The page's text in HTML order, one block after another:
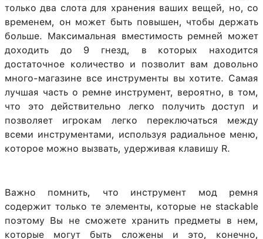
только два слота для хранения ваших вещей, но, со
временем, он может быть повышен, чтобы держать
больше. Максимальная вместимость ремней может
доходить до 9 гнезд, в которых находится
достаточное количество и позволит вам довольно
много-магазине все инструменты вы хотите. Самая
лучшая часть о ремне инструмент, вероятно, в том,
что это действительно легко получить доступ и
позволяет игрокам легко переключаться между
всеми инструментами, используя радиальное меню,
которое можно вызвать, удерживая клавишу R.
Важно помнить, что инструмент мод ремня
содержит только те элементы, которые не stackable
поэтому Вы не сможете хранить предметы в нем,
которые могут быть сложены и это, конечно,